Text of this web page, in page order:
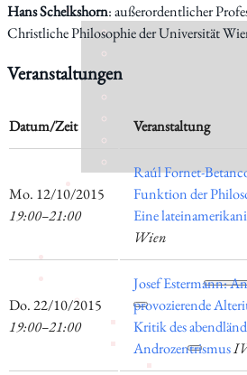
Aktuelles
Forschung
Institut
Statuten
Geschichte
Hans Schelkshorn: außerordentlicher
Christliche Philosophie der Universität
Veranstaltungen
Datum/Zeit Veranstaltung
​Mo. 12/10/2015
19:00–21:00
Raúl Fornet-
Funktion der
Eine
Wien
​Do. 22/10/2015
19:00–21:00
Josef Estermann:
provozierende
Kritik des
Androzentrismus